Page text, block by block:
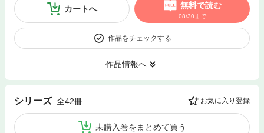
カートへ 無料で読む
08/30まで
作品をチェックする
作品情報へ
シリーズ 全42冊 お気に入り登録
未購入巻をまとめて買う